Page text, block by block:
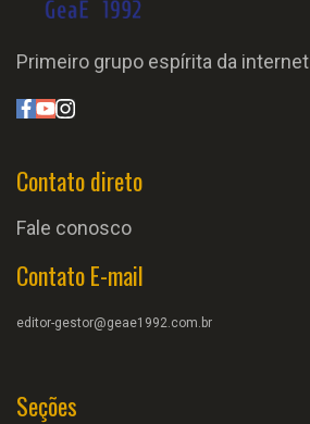
Primeiro grupo espírita da internet
Contato direto
Fale conosco
Contato E-mail
editor-gestor@geae1992.com.br
Seções